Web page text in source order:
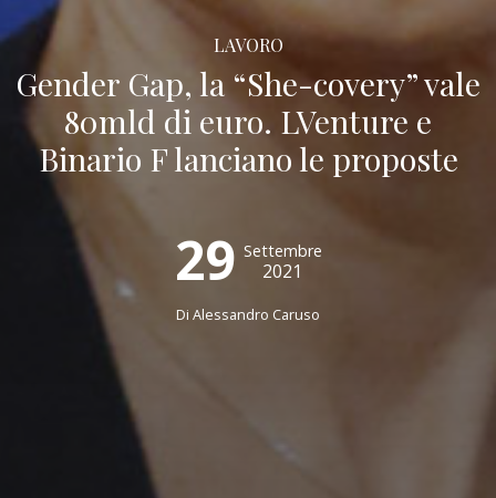
LAVORO
Gender Gap, la “She-covery” vale
80mld di euro. LVenture e
Binario F lanciano le proposte
29 Settembre
2021
Di Alessandro Caruso